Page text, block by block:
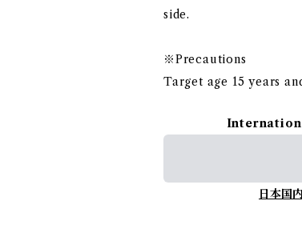
side.
※Precautions
Target age 15 years
日本国